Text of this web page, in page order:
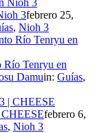
3febrero 25,
, Nioh 3
Río Tenryu en
Damuin: Guías,
febrero 6,
, Nioh 3